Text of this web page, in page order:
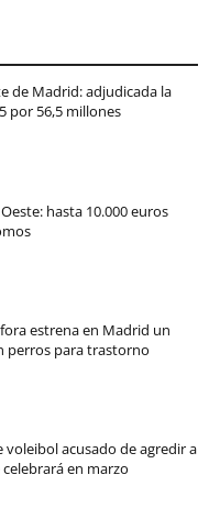
de Madrid: adjudicada la
por 56,5 millones
hasta 10.000 euros
estrena en Madrid un
perros para trastorno
voleibol acusado de agredir a
en marzo